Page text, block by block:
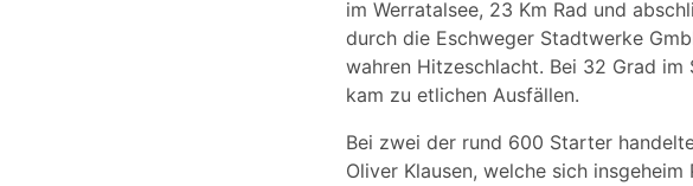
im Werratalsee, 23 Km Rad und
durch die Eschweger Stadtwerke
wahren Hitzeschlacht. Bei 32 Grad im
kam zu etlichen Ausfällen.
Bei zwei der rund 600 Starter
Oliver Klausen, welche sich